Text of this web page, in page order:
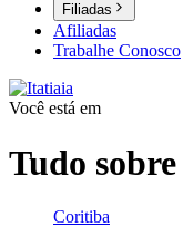
Filiadas
Afiliadas
Trabalhe Conosco
Você está em
Tudo sobre
Coritiba